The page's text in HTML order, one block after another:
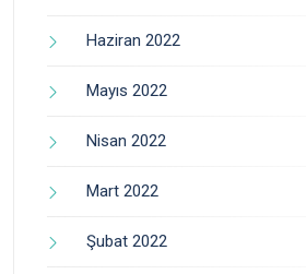
Haziran 2022
Mayıs 2022
Nisan 2022
Mart 2022
Şubat 2022